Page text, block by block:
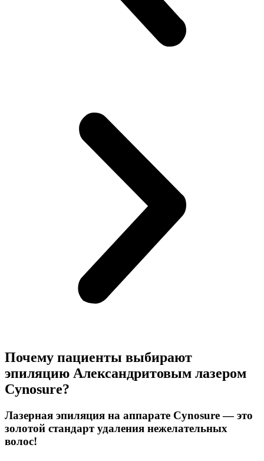
Почему пациенты выбирают
эпиляцию Александритовым лазером
Cynosure?
Лазерная эпиляция на аппарате Cynosure —это
золотой стандарт удаления нежелательных
волос!